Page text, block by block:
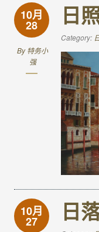
10月
28
By特务小
强
日
Category:
10月
27 日